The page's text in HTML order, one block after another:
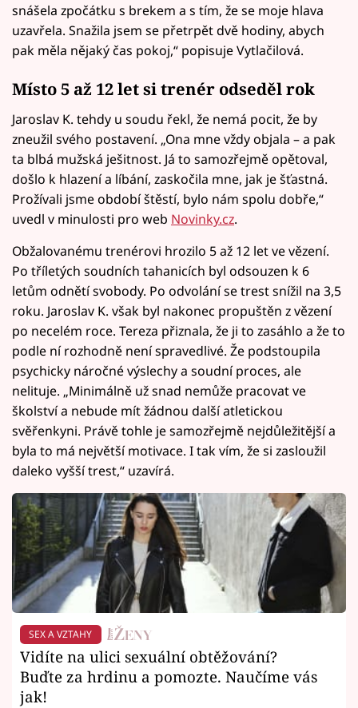
snášela zpočátku s brekem a s tím, že se moje hlava
uzavřela. Snažila jsem se přetrpět dvě hodiny, abych
pak měla nějaký čas pokoj,“ popisuje Vytlačilová.
Místo 5 až 12 let si trenér odseděl rok
Jaroslav K. tehdy u soudu řekl, že nemá pocit, že by
zneužil svého postavení. „Ona mne vždy objala – a pak
ta blbá mužská ješitnost. Já to samozřejmě opětoval,
došlo k hlazení a líbání, zaskočila mne, jak je šťastná.
Prožívali jsme období štěstí, bylo nám spolu dobře,“
uvedl v minulosti pro web Novinky.cz.
Obžalovanému trenérovi hrozilo 5 až 12 let ve vězení.
Po tříletých soudních tahanicích byl odsouzen k 6
letům odnětí svobody. Po odvolání se trest snížil na 3,5
roku. Jaroslav K. však byl nakonec propuštěn z vězení
po necelém roce. Tereza přiznala, že ji to zasáhlo a že to
podle ní rozhodně není spravedlivé. Že podstoupila
psychicky náročné výslechy a soudní proces, ale
nelituje. „Minimálně už snad nemůže pracovat ve
školství a nebude mít žádnou další atletickou
svěřenkyni. Právě tohle je samozřejmě nejdůležitější a
byla to má největší motivace. I tak vím, že si zasloužil
daleko vyšší trest,“ uzavírá.
SEX A VZTAHY
Vidíte na ulici sexuální obtěžování?
Buďte za hrdinu a pomozte. Naučíme vás
jak!